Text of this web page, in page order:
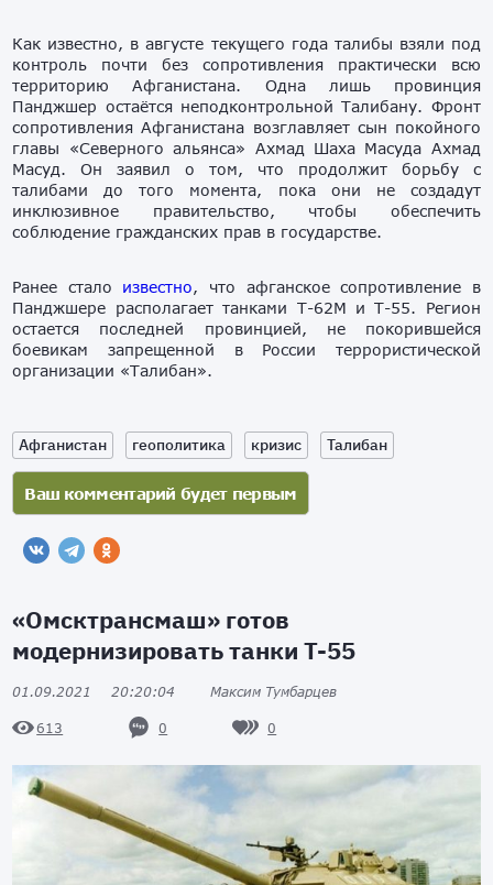
Как известно, в августе текущего года талибы взяли под
контроль почти без сопротивления практически всю
территорию Афганистана. Одна лишь провинция
Панджшер остаётся неподконтрольной Талибану. Фронт
сопротивления Афганистана возглавляет сын покойного
главы «Северного альянса» Ахмад Шаха Масуда Ахмад
Масуд. Он заявил о том, что продолжит борьбу с
талибами до того момента, пока они не создадут
инклюзивное правительство, чтобы обеспечить
соблюдение гражданских прав в государстве.
Ранее стало известно, что афганское сопротивление в
Панджшере располагает танками Т-62М и Т-55. Регион
остается последней провинцией, не покорившейся
боевикам запрещенной в России террористической
организации «Талибан».
Афганистан геополитика кризис Талибан
«Омсктрансмаш» готов
модернизировать танки Т-55
01.09.2021 20:20:04 Максим Тумбарцев
613 0 0